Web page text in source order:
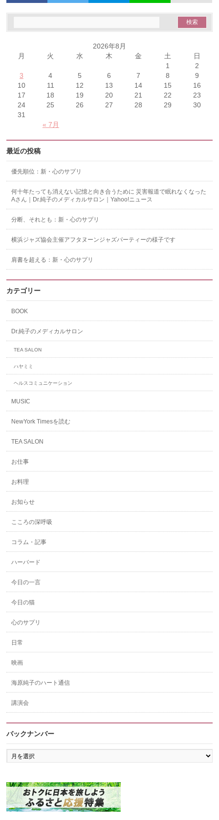
2026年8月
月
火 水 木 金 土 日
« 7月
1
2
3
4 5 6 7 8
9
10
11 12 13 14 15
16
17
18 19 20 21 22
23
24
25 26 27 28 29
30
31
最近の投稿
優先順位：新・心のサプリ
何十年たっても消えない記憶と向き合うために 災害報道で眠れなくなった
Aさん｜Dr.純子のメディカルサロン｜Yahoo!ニュース
分断、それとも：新・心のサプリ
横浜ジャズ協会主催アフタヌーンジャズパーティーの様子です
肩書を超える：新・心のサプリ
カテゴリー
BOOK
Dr.純子のメディカルサロン
TEA SALON
ハヤミミ
ヘルスコミュニケーション
MUSIC
NewYork Timesを読む
TEA SALON
お仕事
お料理
お知らせ
こころの深呼吸
コラム・記事
ハーバード
今日の一言
今日の猫
心のサプリ
日常
映画
海原純子のハート通信
講演会
バックナンバー
バ
ッ
ン
バ
ー